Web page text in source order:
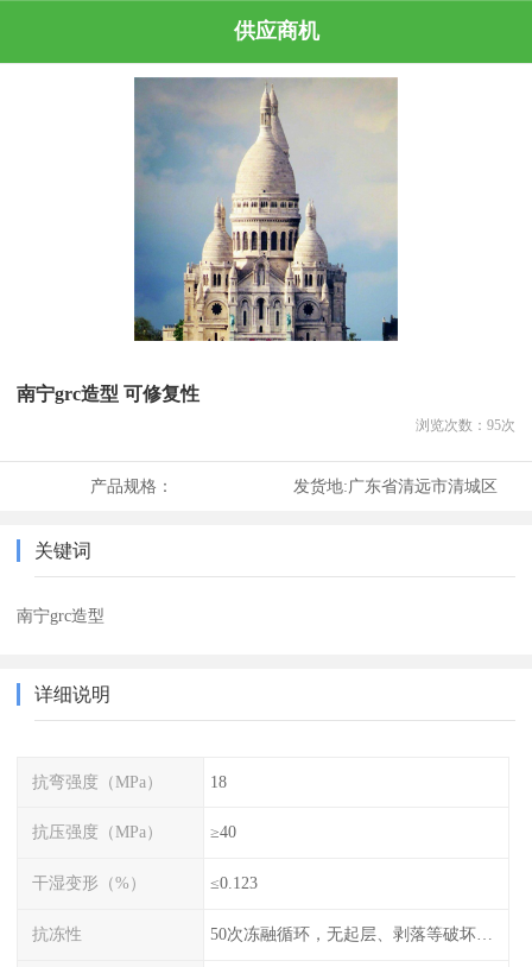
供应商机
南宁grc造型 可修复性
浏览次数： 95次
产品规格： 发货地:广东省清远市清城区
关键词
南宁grc造型
详细说明
抗弯强度（MPa） 18
抗压强度（MPa） ≥40
干湿变形（%） ≤0.123
抗冻性 50次冻融循环，无起层、剥落等破坏现象